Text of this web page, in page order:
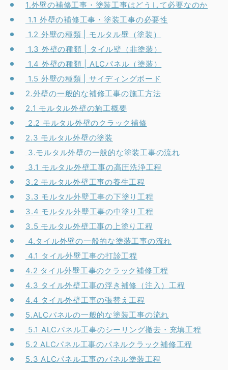
1.外壁の補修工事・塗装工事はどうして必要なのか
1.1 外壁の補修工事・塗装工事の必要性
1.2 外壁の種類 | モルタル壁（塗装）
1.3 外壁の種類 | タイル壁（非塗装）
1.4 外壁の種類 | ALCパネル（塗装）
1.5 外壁の種類 | サイディングボード
2.外壁の一般的な補修工事の施工方法
2.1 モルタル外壁の施工概要
2.2 モルタル外壁のクラック補修
2.3 モルタル外壁の塗装
3.モルタル外壁の一般的な塗装工事の流れ
3.1 モルタル外壁工事の高圧洗浄工程
3.2 モルタル外壁工事の養生工程
3.3 モルタル外壁工事の下塗り工程
3.4 モルタル外壁工事の中塗り工程
3.5 モルタル外壁工事の上塗り工程
4.タイル外壁の一般的な塗装工事の流れ
4.1 タイル外壁工事の打診工程
4.2 タイル外壁工事のクラック補修工程
4.3 タイル外壁工事の浮き補修（注入）工程
4.4 タイル外壁工事の張替え工程
5.ALCパネルの一般的な塗装工事の流れ
5.1 ALCパネル工事のシーリング撤去・充填工程
5.2 ALCパネル工事のパネルクラック補修工程
5.3 ALCパネル工事のパネル塗装工程